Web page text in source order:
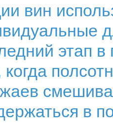
вин
этап в
в